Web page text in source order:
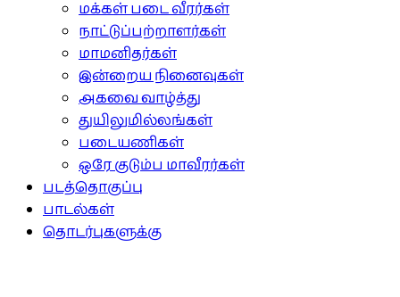
மக்கள் படை வீரர்கள்
நாட்டுப்பற்றாளர்கள்
மாமனிதர்கள்
இன்றைய நினைவுகள்
அகவை வாழ்த்து
துயிலுமில்லங்கள்
படையணிகள்
ஒரே குடும்ப மாவீரர்கள்
படத்தொகுப்பு
பாடல்கள்
தொடர்புகளுக்கு